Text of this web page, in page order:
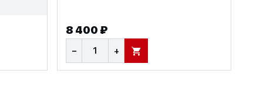
8 400 ₽
− + В КОРЗИНУ